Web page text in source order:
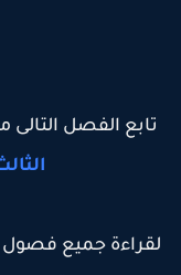
تابع الفصل التالى
الثالث 3 بقلم أسيل بسام
لقراءة جميع فصول